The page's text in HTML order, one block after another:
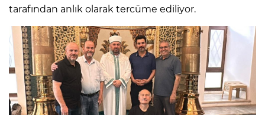
tarafından anlık olarak tercüme ediliyor.